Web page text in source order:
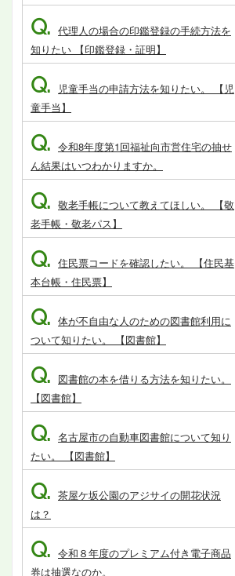
Q. 代理人の場合の印鑑登録の手続方法を
知りたい 【印鑑登録・証明】
Q.
児童手当の申請方法を知りたい。 【児
童手当】
Q. 令和8年度第1回福祉向市営住宅の抽せ
ん結果はいつわかりますか。
Q. 敬老手帳について教えてほしい。 【敬
老手帳・敬老パス】
Q. 住民票コードを確認したい。 【住民基
本台帳・住民票】
Q. 体が不自由な人のための図書館利用に
ついて知りたい。 【図書館】
Q. 図書館の本を借りる方法を知りたい。
【図書館】
Q. 名古屋市の自動車図書館について知り
たい。 【図書館】
Q. 茶屋ケ坂公園のアジサイの開花状況
は？
Q. 令和８年度のプレミアム付き電子商品
券は抽選なのか。